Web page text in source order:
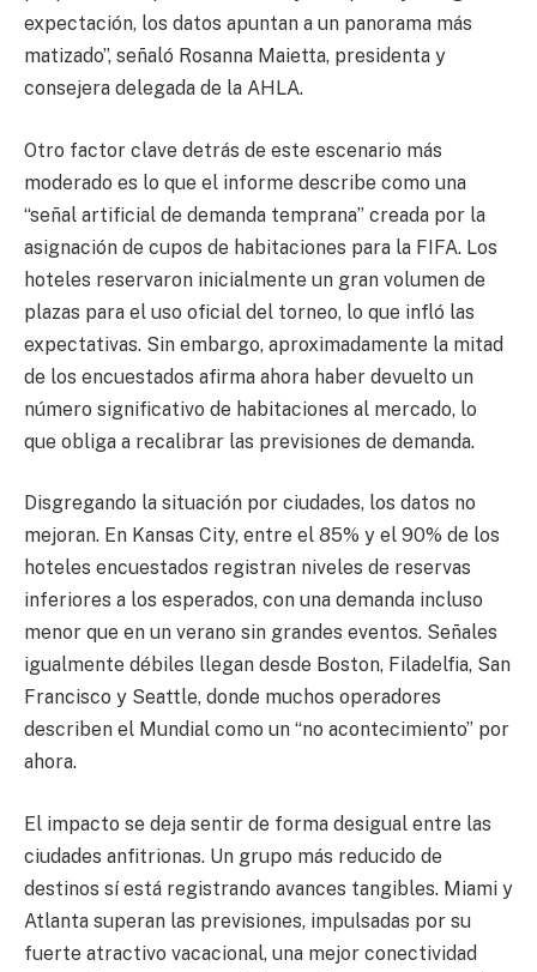
expectación, los datos apuntan a un panorama más
matizado”, señaló Rosanna Maietta, presidenta y
consejera delegada de la AHLA.
Otro factor clave detrás de este escenario más
moderado es lo que el informe describe como una
“señal artificial de demanda temprana” creada por la
asignación de cupos de habitaciones para la FIFA. Los
hoteles reservaron inicialmente un gran volumen de
plazas para el uso oficial del torneo, lo que infló las
expectativas. Sin embargo, aproximadamente la mitad
de los encuestados afirma ahora haber devuelto un
número significativo de habitaciones al mercado, lo
que obliga a recalibrar las previsiones de demanda.
Disgregando la situación por ciudades, los datos no
mejoran. En Kansas City, entre el 85% y el 90% de los
hoteles encuestados registran niveles de reservas
inferiores a los esperados, con una demanda incluso
menor que en un verano sin grandes eventos. Señales
igualmente débiles llegan desde Boston, Filadelfia, San
Francisco y Seattle, donde muchos operadores
describen el Mundial como un “no acontecimiento” por
ahora.
El impacto se deja sentir de forma desigual entre las
ciudades anfitrionas. Un grupo más reducido de
destinos sí está registrando avances tangibles. Miami y
Atlanta superan las previsiones, impulsadas por su
fuerte atractivo vacacional, una mejor conectividad